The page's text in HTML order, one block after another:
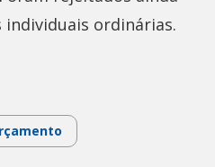
individuais ordinárias.